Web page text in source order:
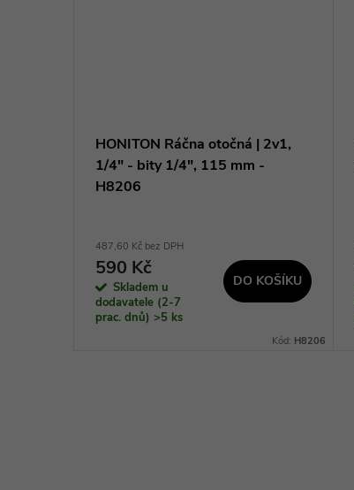
HONITON Ráčna otočná | 2v1,
1/4" - bity 1/4", 115 mm -
H8206
487,60 Kč bez DPH
590 Kč
Skladem u
dodavatele (2-7
prac. dnů) >5 ks
DO KOŠÍKU
Kód: H8206